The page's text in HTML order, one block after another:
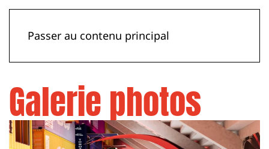
Passer au contenu principal
Galerie photos